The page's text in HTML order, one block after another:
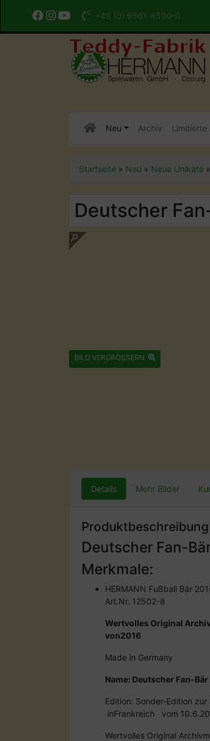
+49 (0) 9561-8590-0
Neu Archiv Limitierte
Startseite » Neu » Neue Unikate »
Deutscher
BILD VERGRÖSSERN
Details Mehr Bilder
Produktbeschreibung
Deutscher Fan-
Merkmale:
HERMANN Fußball Bär
Art.Nr. 12502-8
Wertvolles Original
von2016
Made in Germany
Name: Deutscher Fan-
Edition: Sonder-Edition
inFrankreich vom
Wertvolles Original